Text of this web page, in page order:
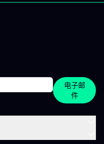
是市井杂音。 IVLite的一天
晨间简报 开盘前设定今日
注点、操作情景、失效
，科学跟随。 22:05 市场回
寨币 大宗商品：黄金、原
免费、IVLite、VIP：如
VIP之间。如果你想获取实用
择。 你会获得 免费 IVLite
电子邮
件